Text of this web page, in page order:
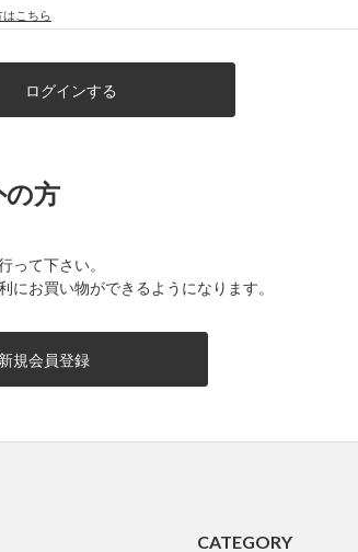
こちら
の方
って下さい。
にお買い物ができるようになります。
CATEGORY